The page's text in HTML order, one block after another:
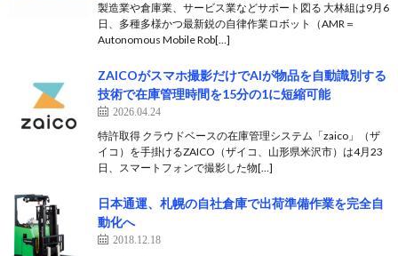
製造業や倉庫業、サービス業などサポート図る 大林組は9月6
日、多種多様かつ最新鋭の自律作業ロボット（AMR＝
Autonomous Mobile Rob[…]
ZAICOがスマホ撮影だけでAIが物品を自動識別する
技術で在庫管理時間を15分の1に短縮可能
2026.04.24
特許取得 クラウドベースの在庫管理システム「zaico」（ザ
イコ）を手掛けるZAICO（ザイコ、山形県米沢市）は4月23
日、スマートフォンで撮影した物[…]
日本通運、札幌の自社倉庫で出荷準備作業を完全自
動化へ
2018.12.18